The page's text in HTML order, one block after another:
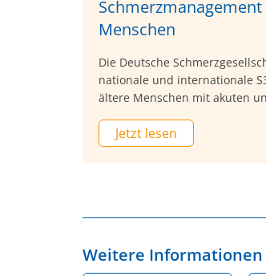
Menschen
Die Deutsche
nationale und internationale
ältere Menschen mit akuten
sofort allen medizinischen
Therapeut:innen und
Jetzt lesen
Weitere Informationen